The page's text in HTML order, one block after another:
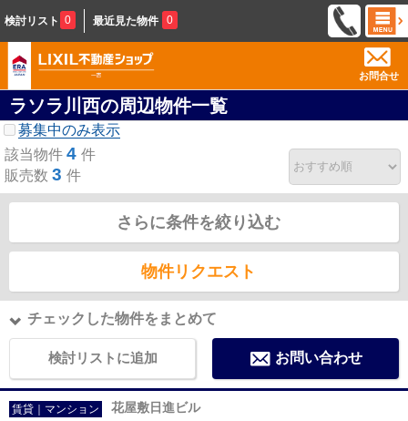
検討リスト 0 最近見た物件 0
お問合せ
ラソラ川西の周辺物件一覧
募集中のみ表示
該当物件 4 件
販売数 3 件
さらに条件を絞り込む
物件リクエスト
チェックした物件をまとめて
検討リストに追加 お問い合わせ
賃貸｜マンション 花屋敷日進ビル